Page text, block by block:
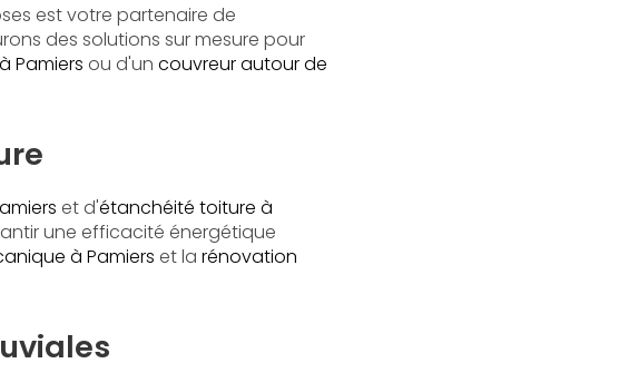
est votre partenaire de
des solutions sur mesure pour
Pamiers ou d'un couvreur autour de
et d'étanchéité toiture à
une efficacité énergétique
à Pamiers et la rénovation